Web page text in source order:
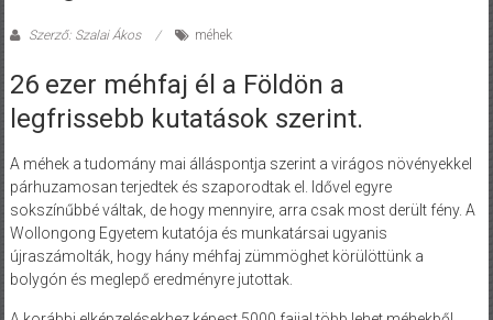
Szerző: Szalai Ákos méhek
26 ezer méhfaj él a Földön a
legfrissebb kutatások szerint.
A méhek a tudomány mai álláspontja szerint a virágos növényekkel
párhuzamosan terjedtek és szaporodtak el. Idővel egyre
sokszínűbbé váltak, de hogy mennyire, arra csak most derült fény. A
Wollongong Egyetem kutatója és munkatársai ugyanis
újraszámolták, hogy hány méhfaj zümmöghet körülöttünk a
bolygón és meglepő eredményre jutottak.